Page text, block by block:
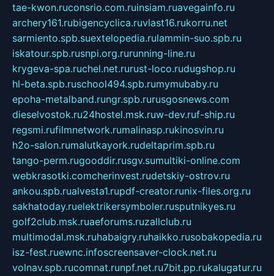
tae-kwon.ruconsrio.com.ruinsiam.ruavegainfo.ru
archery161.rubigencyclica.ruvlast16.rukorru.net
sarmiento.spb.suextelopedia.rulammin-suo.spb.ru
iskatour.spb.rusnpi.org.rurunning-line.ru
krygeva-spa.ruchel.net.rurust-loco.rudugshop.ru
hl-beta.spb.ruschool494.spb.rumymubaby.ru
epoha-metalband.rungr.spb.rurusgosnews.com
dieselvostok.ru24hostel.msk.ruw-dev.ruf-ship.ru
regsmi.rufilmnetwork.rumalinasp.rukinosvin.ru
h2o-salon.rumalutkayork.rudeltaprim.spb.ru
tango-perm.rugooddir.rusgv.sumultiki-online.com
webkrasotki.comcherinvest.rudetskiy-ostrov.ru
ankou.spb.rualvesta1.rupdf-creator.runix-files.org.ru
sakhatoday.ruelektrikersymboler.rusputnikyes.ru
golf2club.msk.ruaeforums.ruzallclub.ru
multimodal.msk.ruhabaigry.ruhaikko.rusobakopedia.ru
isz-fest.ruewnc.infoscreensaver-clock.net.ru
volnav.spb.rucomnat.runpf.net.ru7bit.pp.rukalugatur.ru